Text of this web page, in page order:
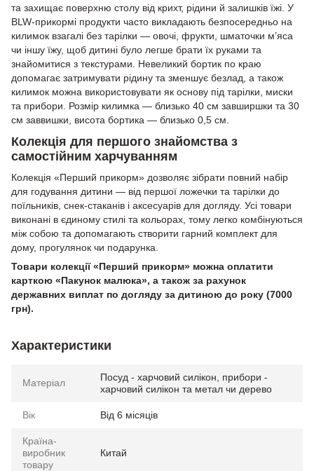
та захищає поверхню столу від крихт, рідини й залишків їжі. У
BLW-прикормі продукти часто викладають безпосередньо на
килимок взагалі без тарілки — овочі, фрукти, шматочки м’яса
чи іншу їжу, щоб дитині було легше брати їх руками та
знайомитися з текстурами. Невеликий бортик по краю
допомагає затримувати рідину та зменшує безлад, а також
килимок можна використовувати як основу під тарілки, миски
та прибори. Розмір килимка — близько 40 см завширшки та 30
см заввишки, висота бортика — близько 0,5 см.
Колекція для першого знайомства з
самостійним харчуванням
Колекція «Перший прикорм» дозволяє зібрати повний набір
для годування дитини — від першої ложечки та тарілки до
поїльників, снек-стаканів і аксесуарів для догляду. Усі товари
виконані в єдиному стилі та кольорах, тому легко комбінуються
між собою та допомагають створити гарний комплект для
дому, прогулянок чи подарунка.
Товари колекції «Перший прикорм» можна оплатити
карткою «Пакунок малюка», а також за рахунок
державних виплат по догляду за дитиною до року (7000
грн).
Характеристики
Матеріал
Посуд - харчовий силікон, прибори -
харчовий силікон та метал чи дерево
Вік Від 6 місяців
Країна-
виробник
товару
Китай